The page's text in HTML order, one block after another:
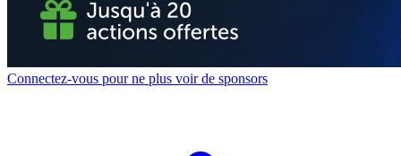
Connectez-vous pour ne plus voir de sponsors